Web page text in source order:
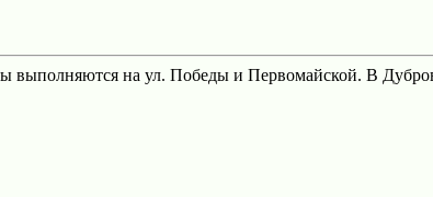
выполняются на ул. Победы и Первомайской. В